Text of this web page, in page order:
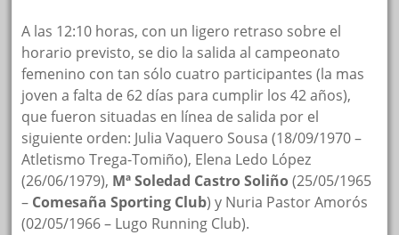
A las 12:10 horas, con un ligero retraso sobre el
horario previsto, se dio la salida al campeonato
femenino con tan sólo cuatro participantes (la mas
joven a falta de 62 días para cumplir los 42 años),
que fueron situadas en línea de salida por el
siguiente orden: Julia Vaquero Sousa (18/09/1970 –
Atletismo Trega-Tomiño), Elena Ledo López
(26/06/1979), Mª Soledad Castro Soliño(25/05/1965
– Comesaña Sporting Club) y Nuria Pastor Amorós
(02/05/1966 – Lugo Running Club).